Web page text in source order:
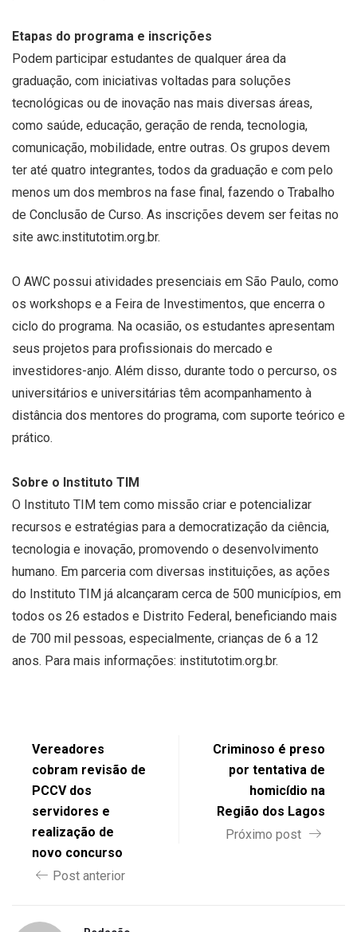
Etapas do programa e inscrições
Podem participar estudantes de qualquer área da
graduação, com iniciativas voltadas para soluções
tecnológicas ou de inovação nas mais diversas áreas,
como saúde, educação, geração de renda, tecnologia,
comunicação, mobilidade, entre outras. Os grupos devem
ter até quatro integrantes, todos da graduação e com pelo
menos um dos membros na fase final, fazendo o Trabalho
de Conclusão de Curso. As inscrições devem ser feitas no
site awc.institutotim.org.br.
O AWC possui atividades presenciais em São Paulo, como
os workshops e a Feira de Investimentos, que encerra o
ciclo do programa. Na ocasião, os estudantes apresentam
seus projetos para profissionais do mercado e
investidores-anjo. Além disso, durante todo o percurso, os
universitários e universitárias têm acompanhamento à
distância dos mentores do programa, com suporte teórico e
prático.
Sobre o Instituto TIM
O Instituto TIM tem como missão criar e potencializar
recursos e estratégias para a democratização da ciência,
tecnologia e inovação, promovendo o desenvolvimento
humano. Em parceria com diversas instituições, as ações
do Instituto TIM já alcançaram cerca de 500 municípios, em
todos os 26 estados e Distrito Federal, beneficiando mais
de 700 mil pessoas, especialmente, crianças de 6 a 12
anos. Para mais informações: institutotim.org.br.
Vereadores
cobram revisão de
PCCV dos
servidores e
realização de
novo concurso
Post anterior
Criminoso é preso
por tentativa de
homicídio na
Região dos Lagos
Próximo post